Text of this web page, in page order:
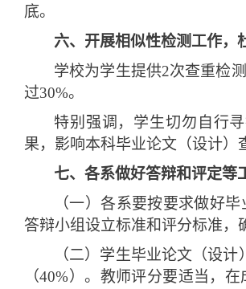
底。
六、开展相似性检测工作，
学校为学生提供2次查重检
过30%。
特别强调，学生切勿自行
果，影响本科毕业论文（设计）
七、各系做好答辩和评定等
（一）各系要按要求做好
答辩小组设立标准和评分标准，
（二）学生毕业论文（设
（40%）。教师评分要适当，